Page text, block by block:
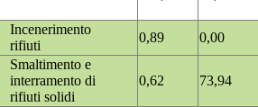
Incenerimento
rifiuti
0,89
0,00
Smaltimento e
interramento di
rifiuti solidi
0,62 73,94